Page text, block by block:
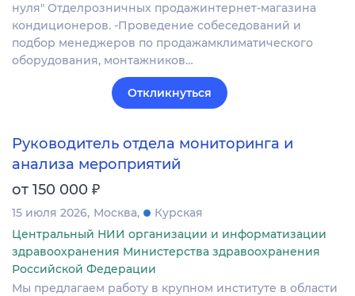
нуля" Отделрозничных продажинтернет-магазина
кондиционеров. -Проведение собеседований и
подбор менеджеров по продажамклиматического
оборудования, монтажников…
Откликнуться
Руководитель отдела мониторинга и
анализа мероприятий
от 150 000 ₽
15 июля 2026 Москва
Курская
Центральный НИИ организации и информатизации
здравоохранения Министерства здравоохранения
Российской Федерации
Мы предлагаем работу в крупном институте в области